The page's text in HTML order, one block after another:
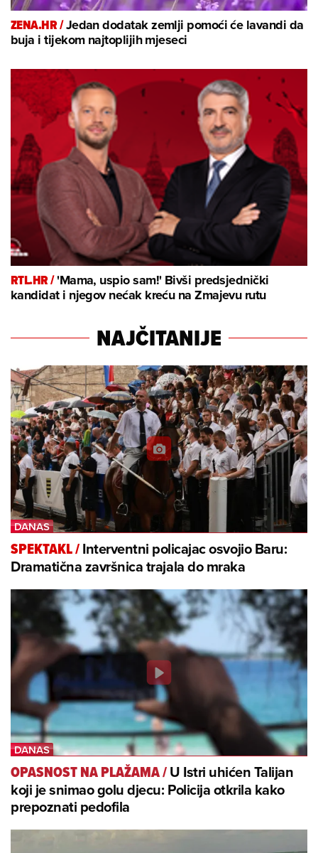
ZENA.HR /Jedan dodatak zemlji pomoći će lavandi da
buja i tijekom najtoplijih mjeseci
RTL.HR /'Mama, uspio sam!' Bivši predsjednički
kandidat i njegov nećak kreću na Zmajevu rutu
NAJČITANIJE
SPEKTAKL/Interventni policajac osvojio Baru:
Dramatična završnica trajala do mraka
OPASNOST NA PLAŽAMA/U Istri uhićen Talijan
koji je snimao golu djecu: Policija otkrila kako
prepoznati pedofila